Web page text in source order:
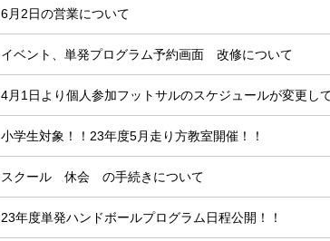
6月2日の営業について
イベント、単発プログラム予約画面 改修について
4月1日より個人参加フットサルのスケジュールが変更して
小学生対象！！23年度5月走り方教室開催！！
スクール 休会 の手続きについて
23年度単発ハンドボールプログラム日程公開！！